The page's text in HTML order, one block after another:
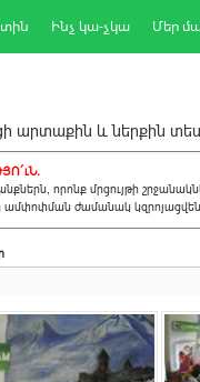
Ինչ կա-չկա Մեր
արտաքին և ներքին
որոնք մրցույթի
ամփոփման ժամանակ